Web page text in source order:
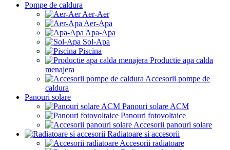
Pompe de caldura
Aer-Aer
Aer-Apa
Apa-Apa
Sol-Apa
Piscina
Productie apa calda
menajera
Accesorii pompe de
caldura
Panouri solare
Panouri solare ACM
Panouri fotovoltaice
Accesorii panouri solare
Radiatoare si accesorii
Accesorii radiatoare